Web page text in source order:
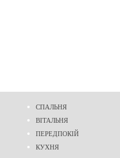
СПАЛЬНЯ
ВІТАЛЬНЯ
ПЕРЕДПОКІЙ
КУХНЯ